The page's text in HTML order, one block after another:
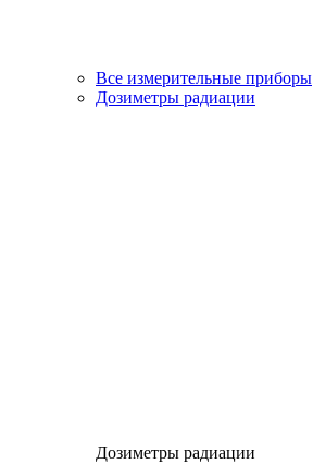
Все измерительные приборы
Дозиметры радиации
Дозиметры радиации